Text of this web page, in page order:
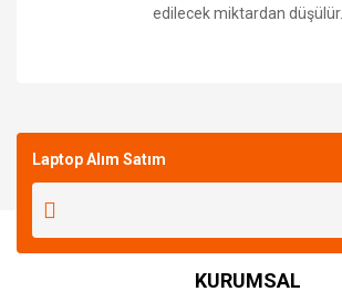
edilecek miktardan düşülür.
Laptop Alım Satım
KURUMSAL